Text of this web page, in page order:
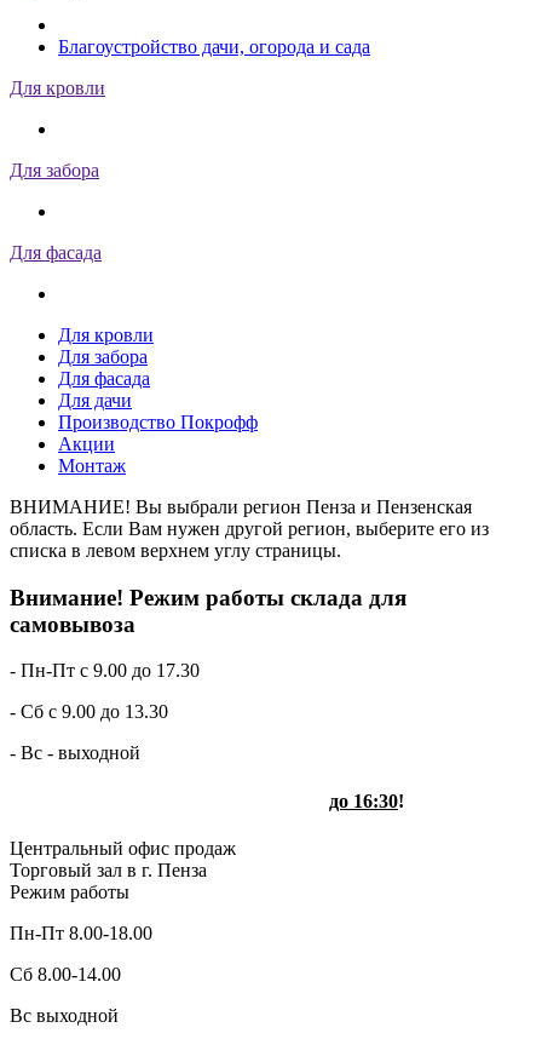
Благоустройство дачи, огорода и сада
Для кровли
Для забора
Для фасада
Для кровли
Для забора
Для фасада
Для дачи
Производство Покрофф
Акции
Монтаж
ВНИМАНИЕ! Вы выбрали регион Пенза и Пензенская
область. Если Вам нужен другой регион, выберите его из
списка в левом верхнем углу страницы.
Внимание! Режим работы склада для
самовывоза
- Пн-Пт с 9.00 до 17.30
- Сб с 9.00 до 13.30
- Вс - выходной
до 16:30!
Центральный офис продаж
Торговый зал в г. Пенза
Режим работы
Пн-Пт 8.00-18.00
Сб 8.00-14.00
Вс выходной